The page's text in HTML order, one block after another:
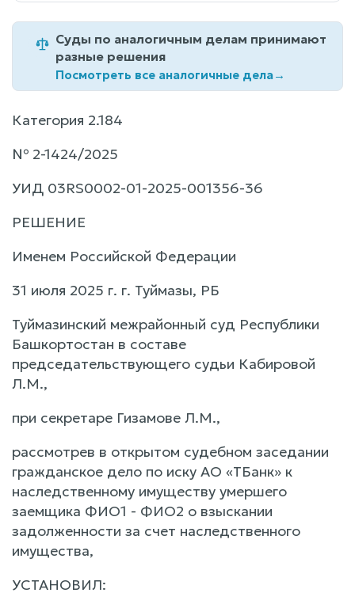
Суды по аналогичным делам принимают
разные решения
Посмотреть все аналогичные дела→
Категория 2.184
№ 2-1424/2025
УИД 03RS0002-01-2025-001356-36
РЕШЕНИЕ
Именем Российской Федерации
31 июля 2025 г. г. Туймазы, РБ
Туймазинский межрайонный суд Республики
Башкортостан в составе
председательствующего судьи Кабировой
Л.М.,
при секретаре Гизамове Л.М.,
рассмотрев в открытом судебном заседании
гражданское дело по иску АО «ТБанк» к
наследственному имуществу умершего
заемщика ФИО1 - ФИО2 о взыскании
задолженности за счет наследственного
имущества,
УСТАНОВИЛ: